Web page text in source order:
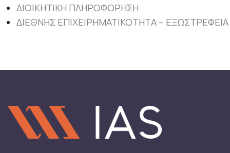
ΔΙΟΙΚΗΤΙΚΗ ΠΛΗΡΟΦΟΡΗΣΗ
ΔΙΕΘΝΗΣ ΕΠΙΧΕΙΡΗΜΑΤΙΚΟΤΗΤΑ – ΕΞΩΣΤΡΕΦΕΙΑ